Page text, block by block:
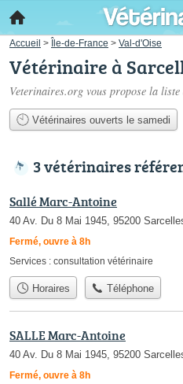
Accueil > Île-de-France > Val-d'Oise
Vétérinaire à
Veterinaires.org vous propose la liste
Vétérinaires ouverts le samedi
3 vétérinaires
Sallé Marc-Antoine
40 Av. Du 8 Mai 1945, 95200
Fermé, ouvre à 8h
Services : consultation vétérinaire
Horaires Téléphone
SALLE Marc-Antoine
40 Av. Du 8 Mai 1945, 95200
Fermé, ouvre à 8h